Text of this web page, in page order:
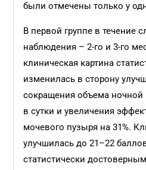
были отмечены только у
В первой группе в течение
наблюдения – 2-го и 3-го
клиническая картина
изменилась в сторону
сокращения объема ночной
в сутки и увеличения
мочевого пузыря на 31%.
улучшилась до 21–22
статистически